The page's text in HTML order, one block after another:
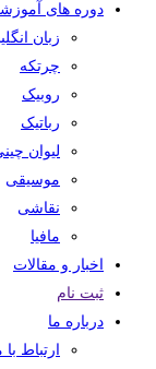
دوره های
زبان
چرتکه
روبیک
رباتیک
لیوان
موسیقی
نقاشی
مافیا
اخبار و مقالات
ثبت نام
درباره ما
ارتباط با